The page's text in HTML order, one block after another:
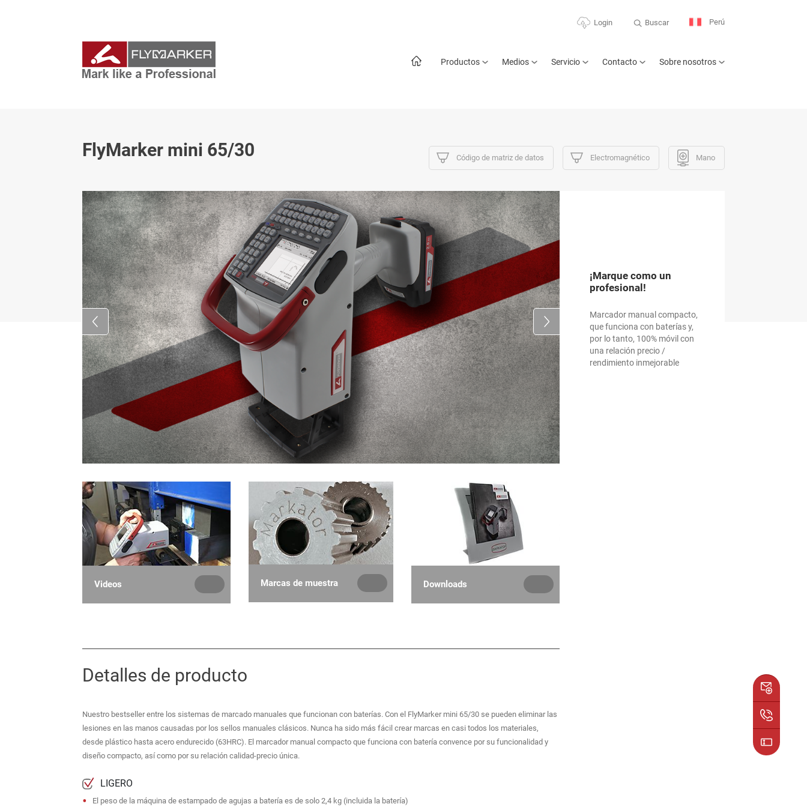
Login Buscar Perú
Productos Medios Servicio Contacto Sobre nosotros
FlyMarker mini 65/30 Código de matriz de datos Electromagnético Mano
¡Marque como un
profesional!
Marcador manual compacto,
que funciona con baterías y,
por lo tanto, 100% móvil con
una relación precio /
rendimiento inmejorable
Videos Marcas de muestra Downloads
Detalles de producto
Nuestro bestseller entre los sistemas de marcado manuales que funcionan con baterías. Con el FlyMarker mini 65/30 se pueden eliminar las
lesiones en las manos causadas por los sellos manuales clásicos. Nunca ha sido más fácil crear marcas en casi todos los materiales,
desde plástico hasta acero endurecido (63HRC). El marcador manual compacto que funciona con batería convence por su funcionalidad y
diseño compacto, así como por su relación calidad-precio única.
LIGERO
El peso de la máquina de estampado de agujas a batería es de solo 2,4 kg (incluida la batería)